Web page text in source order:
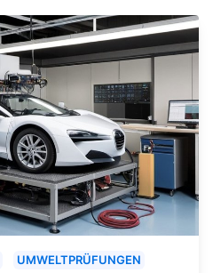
UMWELTPRÜFUNGEN